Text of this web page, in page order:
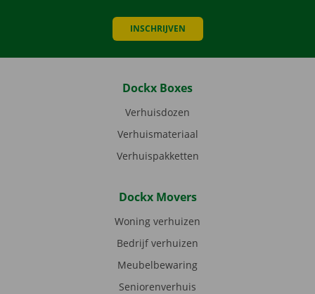
INSCHRIJVEN
Dockx Boxes
Verhuisdozen
Verhuismateriaal
Verhuispakketten
Dockx Movers
Woning verhuizen
Bedrijf verhuizen
Meubelbewaring
Seniorenverhuis